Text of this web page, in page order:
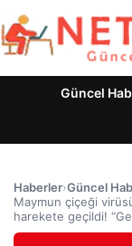
Güncel
Haberler›Güncel
Maymun çiçeği
harekete geçildi!